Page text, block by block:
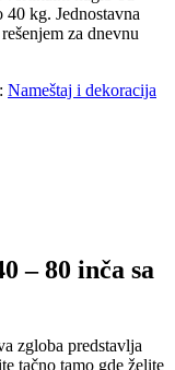
kg. Jednostavna
za dnevnu
Nameštaj i dekoracija
– 80 inča sa
zgloba predstavlja
tačno tamo gde želite